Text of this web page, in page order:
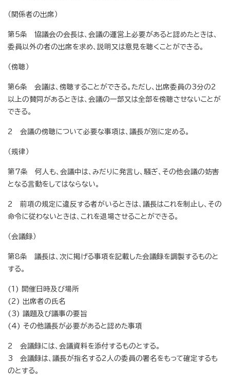
（関係者の出席）
第5条 協議会の会長は、会議の運営上必要があると認めたときは、
委員以外の者の出席を求め、説明又は意見を聴くことができる。
（傍聴）
第6条 会議は、傍聴することができる。ただし、出席委員の3分の2
以上の賛同があるときは、会議の一部又は全部を傍聴させないことが
できる。
2 会議の傍聴について必要な事項は、議長が別に定める。
（規律）
第7条 何人も、会議中は、みだりに発言し、騒ぎ、その他会議の妨害
となる言動をしてはならない。
2 前項の規定に違反する者がいるときは、議長はこれを制止し、その
命令に従わないときは、これを退場させることができる。
（会議録）
第8条 議長は、次に掲げる事項を記載した会議録を調製するものと
する。
(1) 開催日時及び場所
(2) 出席者の氏名
(3) 議題及び議事の要旨
(4) その他議長が必要があると認めた事項
2 会議録には、会議資料を添付するものとする。
3 会議録は、議長が指名する2人の委員の署名をもって確定するも
のとする。